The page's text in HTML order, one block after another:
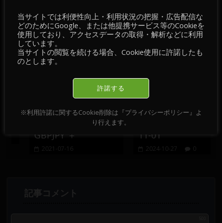
おすすめ記事
チェック 】2021-07-
GBPJPY ＋
2021-07-16
ャート・チェック 】
11-01
2024-10-27 0
当サイトでは利便性向上・利用状況の把握・広告配信な
どのためにGoogle、または他提携サービス等のCookieを
使用しており、アクセスデータの取得・解析などに利用
しています。
当サイトの閲覧を続ける場合、Cookie使用に許諾したも
のとします。
許諾する
※利用許諾に関するCookie削除は『プライバシーポリシー』よ
り行えます。